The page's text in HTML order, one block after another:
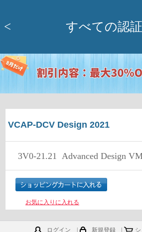
< すべての認証
VCAP-DCV Design 2021
3V0-21.21 Advanced Design VMware
お気に入りに入れる
ログイン 新規登録